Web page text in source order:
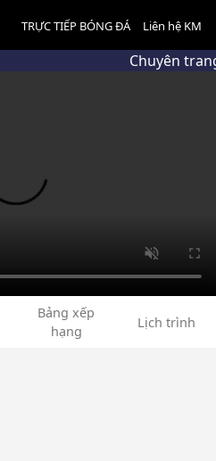
TRỰC TIẾP BÓNG ĐÁ Liên hệ KM
Chuyên
Bảng xếp
hạng
Lịch trình